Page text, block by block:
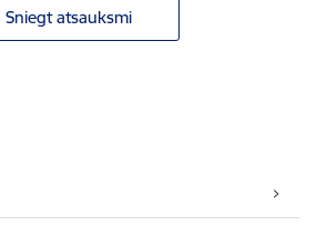
Sniegt atsauksmi